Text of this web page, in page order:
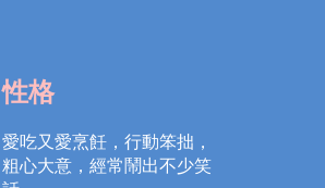
性格
愛吃又愛烹飪，行動笨拙，
粗心大意，經常鬧出不少笑